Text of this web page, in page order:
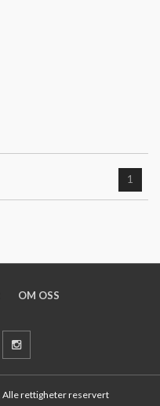
1
OM OSS
. Alle rettigheter reservert